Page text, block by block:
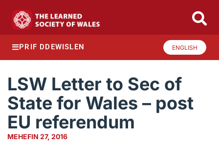
PRIF DDEWISLEN ENGLISH
LSW Letter to Sec of
State for Wales – post
EU referendum
MEHEFIN 27, 2016